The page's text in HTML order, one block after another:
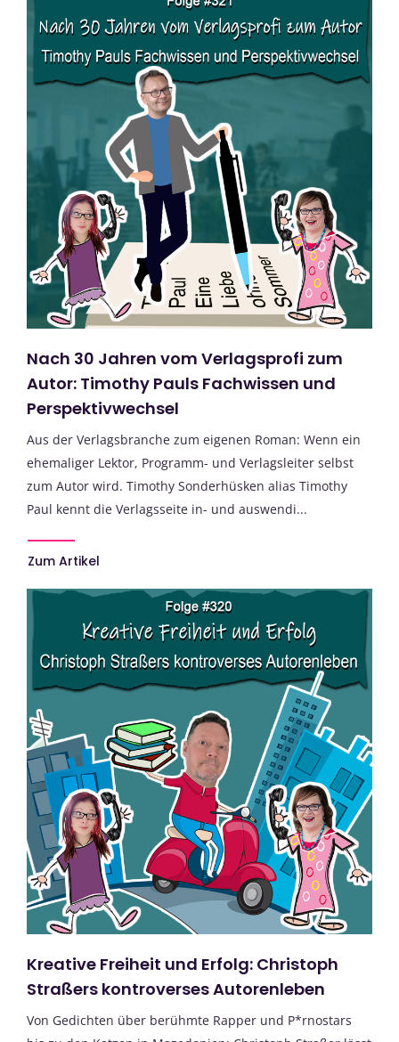
Nach 30 Jahren vom Verlagsprofi zum
Autor: Timothy Pauls Fachwissen und
Perspektivwechsel
Aus der Verlagsbranche zum eigenen Roman: Wenn ein
ehemaliger Lektor, Programm- und Verlagsleiter selbst
zum Autor wird. Timothy Sonderhüsken alias Timothy
Paul kennt die Verlagsseite in- und auswendi...
Zum Artikel
Kreative Freiheit und Erfolg: Christoph
Straßers kontroverses Autorenleben
Von Gedichten über berühmte Rapper und P*rnostars